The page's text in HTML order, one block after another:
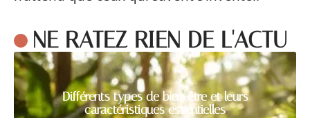
NE RATEZ RIEN DE L'ACTU
Différents types de bien-être et leurs
caractéristiques essentielles